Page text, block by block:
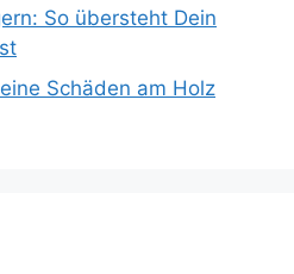
So übersteht Dein
Schäden am Holz